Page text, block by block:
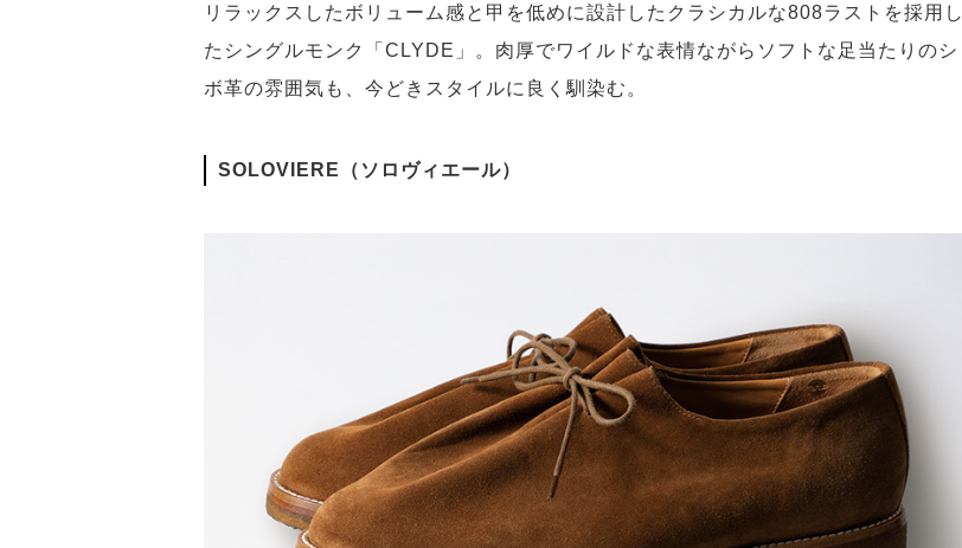
リラックスしたボリューム感と甲を低めに設計したクラシカルな808ラストを採用し
たシングルモンク「CLYDE」。肉厚でワイルドな表情ながらソフトな足当たりのシ
ボ革の雰囲気も、今どきスタイルに良く馴染む。
SOLOVIERE（ソロヴィエール）